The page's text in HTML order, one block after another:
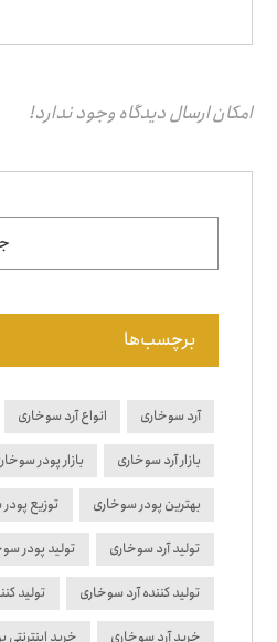
امکان ارسال دیدگاه وجود ندارد!
برچسب‌ها
آرد سوخاری انواع آرد سوخاری
بازار آرد سوخاری بازار پودر
بهترین پودر سوخاری توزیع
تولید آرد سوخاری تولید پودر
تولید کننده آرد سوخاری تولید
خرید آرد سوخاری خرید